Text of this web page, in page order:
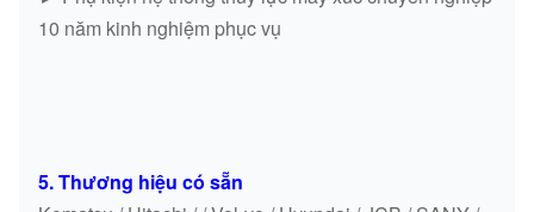
10 năm kinh nghiệm phục vụ
5. Thương hiệu có sẵn